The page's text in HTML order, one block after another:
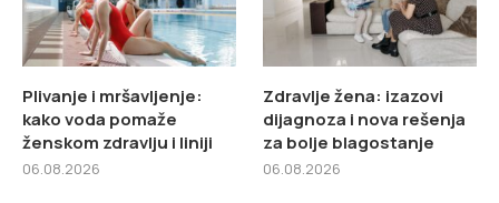
Plivanje i mršavljenje:
kako voda pomaže
ženskom zdravlju i liniji
06.08.2026
Zdravlje žena: izazovi
dijagnoza i nova rešenja
za bolje blagostanje
06.08.2026